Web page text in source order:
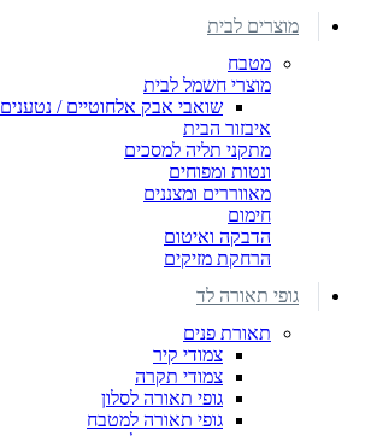
מוצרים לבית
מטבח
מוצרי חשמל לבית
שואבי אבק אלחוטיים / נטענים
איבזור הבית
מתקני תליה למסכים
ונטות ומפוחים
מאווררים ומצננים
חימום
הדבקה ואיטום
הרחקת מזיקים
גופי תאורה לד
תאורת פנים
צמודי קיר
צמודי תקרה
גופי תאורה לסלון
גופי תאורה למטבח